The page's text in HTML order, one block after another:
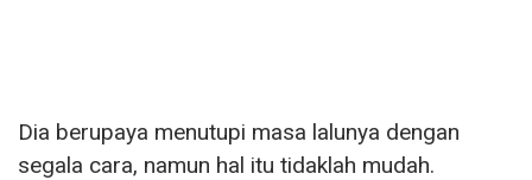
Dia berupaya menutupi masa lalunya dengan
segala cara, namun hal itu tidaklah mudah.